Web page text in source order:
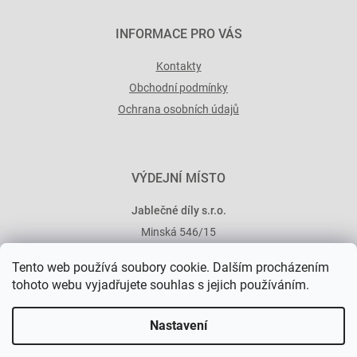
Tento web používá soubory cookie. Dalším procházením
tohoto webu vyjadřujete souhlas s jejich používáním.
Nastavení
INFORMACE PRO VÁS
Kontakty
Obchodní podmínky
Ochrana osobních údajů
VÝDEJNÍ MÍSTO
Jablečné díly s.r.o.
Minská 546/15
Vytvořil Shoptet Premium